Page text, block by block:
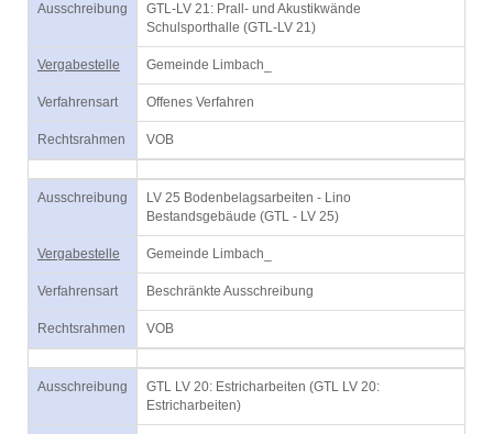
Ausschreibung
GTL-LV 21: Prall- und Akustikwände
Schulsporthalle (GTL-LV 21)
Vergabestelle Gemeinde Limbach_
Verfahrensart Offenes Verfahren
Rechtsrahmen VOB
Ausschreibung
LV 25 Bodenbelagsarbeiten - Lino
Bestandsgebäude (GTL - LV 25)
Vergabestelle Gemeinde Limbach_
Verfahrensart Beschränkte Ausschreibung
Rechtsrahmen VOB
Ausschreibung
GTL LV 20: Estricharbeiten (GTL LV 20:
Estricharbeiten)